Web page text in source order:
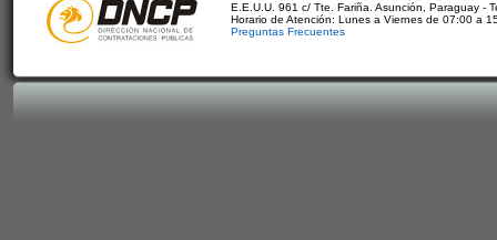
E.E.U.U. 961 c/ Tte. Fariña. Asunción, Paraguay -
Horario de Atención: Lunes a Viernes de 07:00 a
Preguntas Frecuentes